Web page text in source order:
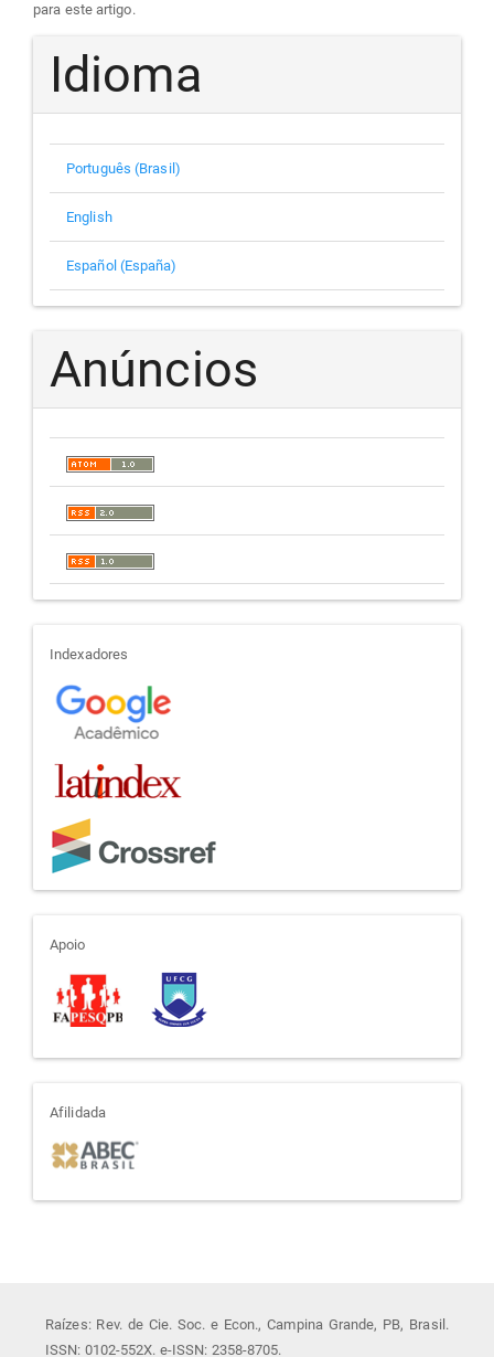
para este artigo.
Idioma
Português (Brasil)
English
Español (España)
Anúncios
indexadores
Indexadores
apoio
Apoio
afiliada
Afilidada
Raízes: Rev. de Cie. Soc. e Econ., Campina Grande, PB, Brasil.
ISSN: 0102-552X. e-ISSN: 2358-8705.